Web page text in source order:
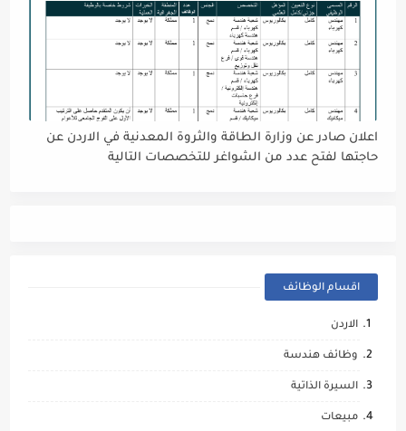
اعلان صادر عن وزارة الطاقة والثروة المعدنية في الاردن عن
حاجتها لفتح عدد من الشواغر للتخصصات التالية
اقسام الوظائف
الاردن
وظائف هندسة
السيرة الذاتية
مبيعات